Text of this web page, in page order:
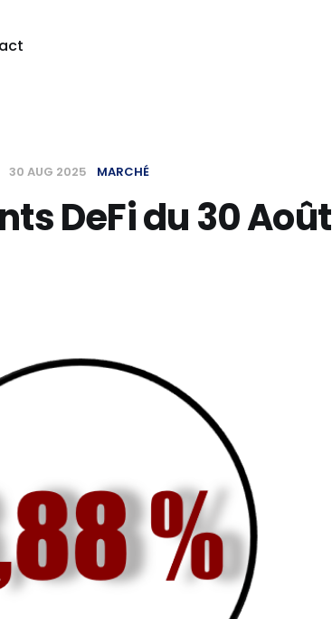
30 AUG 2025 MARCHÉ
DeFi du 30 Août